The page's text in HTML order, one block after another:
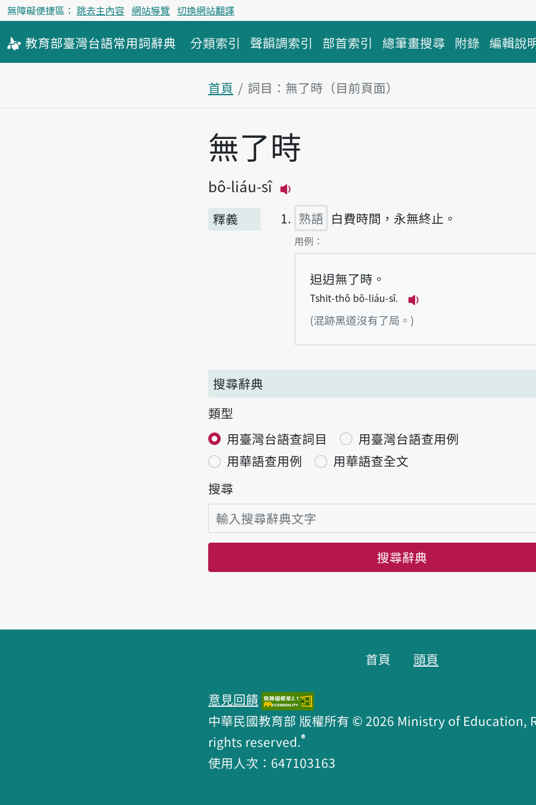
無障礙便捷區： 跳去主內容 網站導覽 切換網站翻譯
教育部臺灣台語常用詞辭典 分類索引 聲韻調索引 部首索引 總筆畫搜尋 附錄 編輯說
首頁 詞目：無了時（目前頁面）
主內容區塊
無了時
bô-liáu-sî
釋義
熟語 白費時間，永無終止。
第1項釋義的
用例：
𨑨迌無了時。
Tshit-thô bô-liáu-sî.
(混跡黑道沒有了局。)
搜尋辭典
類型
用臺灣台語查詞目
用臺灣台語查用例
用華語查用例
用華語查全文
搜尋
搜尋辭典
首頁 頭頁
意見回饋
中華民國教育部 版權所有 © 2026 Ministry of Education,
rights reserved.®
使用人次：647103163